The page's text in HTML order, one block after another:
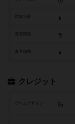
参考価格
クレジット
ゲームデザイン